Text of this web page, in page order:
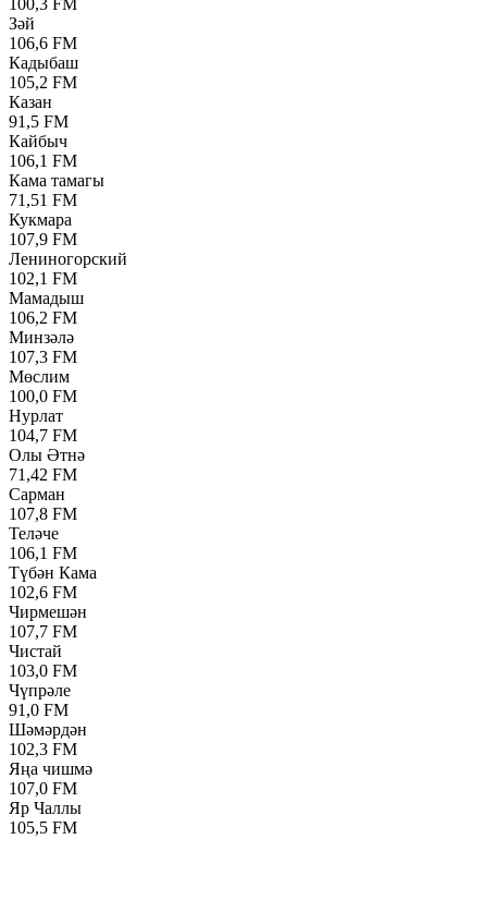
100,3 FM
Зәй
106,6 FM
Кадыбаш
105,2 FM
Казан
91,5 FM
Кайбыч
106,1 FM
Кама тамагы
71,51 FM
Кукмара
107,9 FM
Лениногорский
102,1 FM
Мамадыш
106,2 FM
Минзәлә
107,3 FM
Мөслим
100,0 FM
Нурлат
104,7 FM
Олы Әтнә
71,42 FM
Сарман
107,8 FM
Теләче
106,1 FM
Түбән Кама
102,6 FM
Чирмешән
107,7 FM
Чистай
103,0 FM
Чүпрәле
91,0 FM
Шәмәрдән
102,3 FM
Яңа чишмә
107,0 FM
Яр Чаллы
105,5 FM